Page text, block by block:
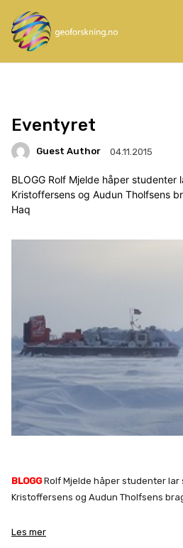
Eventyret
Guest Author 04.11.2015
BLOGG Rolf Mjelde håper studenter
Kristoffersens og Audun Tholfsens
Haq
BLOGGRolf Mjelde håper studenter lar
Kristoffersens og Audun Tholfsens
Les mer